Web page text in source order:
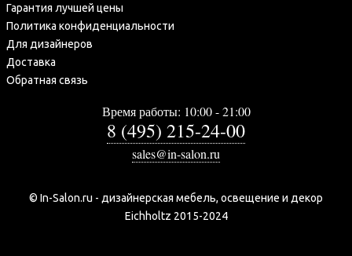
Гарантия лучшей цены
Политика конфиденциальности
Для дизайнеров
Доставка
Обратная связь
Время работы: 10:00 - 21:00
8 (495) 215-24-00
sales@in-salon.ru
© In-Salon.ru - дизайнерская мебель, освещение и декор
Eichholtz 2015-2024